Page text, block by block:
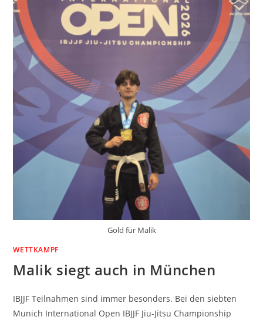
Gold für Malik
WETTKAMPF
Malik siegt auch in München
IBJJF Teilnahmen sind immer besonders. Bei den siebten
Munich International Open IBJJF Jiu-Jitsu Championship